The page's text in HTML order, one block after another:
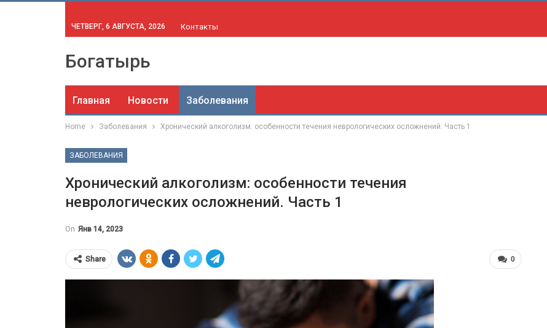
ЧЕТВЕРГ, 6 АВГУСТА, 2026 Контакты
Богатырь
Главная Новости Заболевания
Home Заболевания Хронический алкоголизм: особенности течения неврологических осложнений. Часть 1
ЗАБОЛЕВАНИЯ
Хронический алкоголизм: особенности течения
неврологических осложнений. Часть 1
On Янв 14, 2023
0
Share